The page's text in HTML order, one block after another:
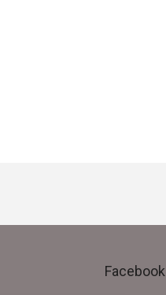
Facebook